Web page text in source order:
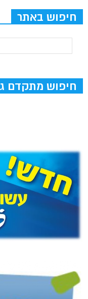
חיפוש באתר
חיפוש מתקדם